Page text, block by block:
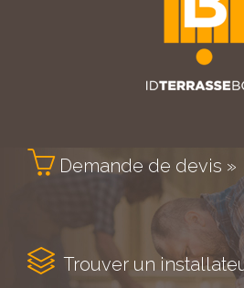
 Demande de devis »
 Trouver un